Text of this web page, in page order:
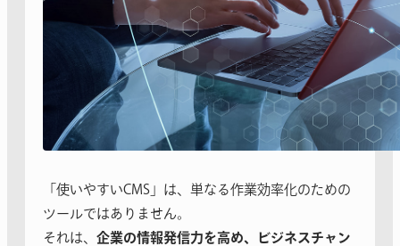
「使いやすいCMS」は、単なる作業効率化のための
ツールではありません。
それは、 企業の情報発信力を高め、ビジネスチャン